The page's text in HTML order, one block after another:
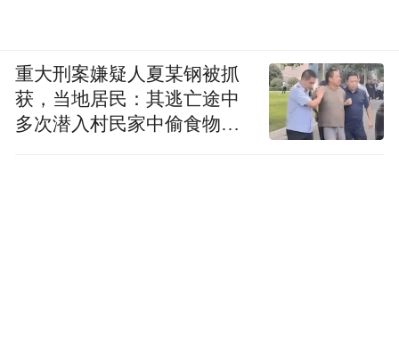
重大刑案嫌疑人夏某钢被抓
获，当地居民：其逃亡途中
多次潜入村民家中偷食物被